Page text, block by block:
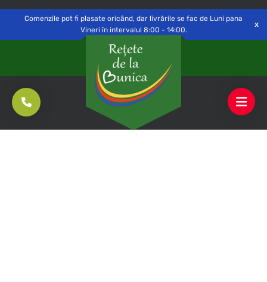
Delivery toSăvinești, NT Switch Open
Comenzile pot fi plasate oricând, dar livrările se fac de Luni pana
Vineri în intervalul 8:00 - 14:00.